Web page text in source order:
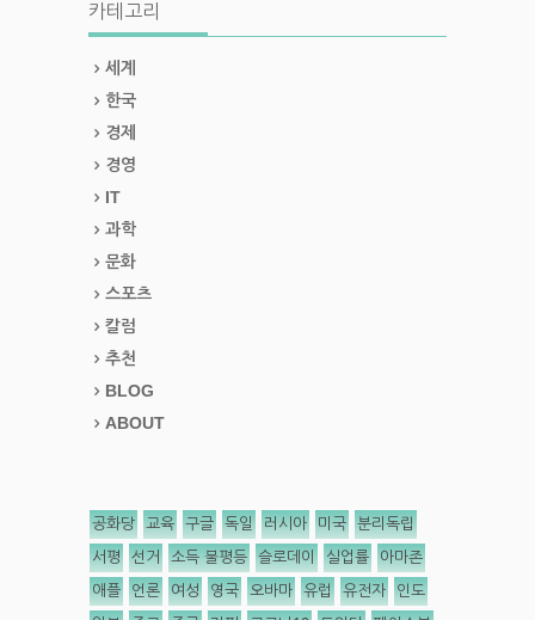
카테고리
세계
한국
경제
경영
IT
과학
문화
스포츠
칼럼
추천
BLOG
ABOUT
공화당 교육 구글 독일 러시아 미국 분리독립
서평 선거 소득 불평등 슬로데이 실업률 아마존
애플 언론 여성 영국 오바마 유럽 유전자 인도